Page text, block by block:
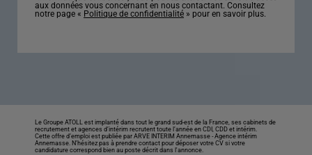
aux données vous concernant en nous contactant. Consultez
notre page « Politique de confidentialité » pour en savoir plus.
Le Groupe ATOLL est implanté dans tout le grand sud-est de la France, ses cabinets de
recrutement et agences d’intérim recrutent toute l’année en CDI, CDD et intérim.
Cette offre d’emploi est publiée par ARVE INTERIM Annemasse -Agence intérim
Annemasse. N’hésitez pas à prendre contact pour déposer votre CV si votre
candidature correspond bien au poste décrit dans l'annonce.